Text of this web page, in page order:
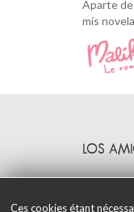
Aparte de
mis
LOS
Ces cookies étant